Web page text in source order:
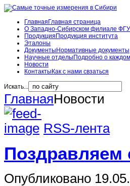
Главная Главная страница
О Западно-Сибирском филиале
Продукция Продукция института
Эталоны
Документы Нормативные документы
Научные отделы Подробно о
Новости
Контакты Как с нами свзаться
Искать...
ГлавнаяНовости
RSS-лента
Поздравляем
Опубликовано